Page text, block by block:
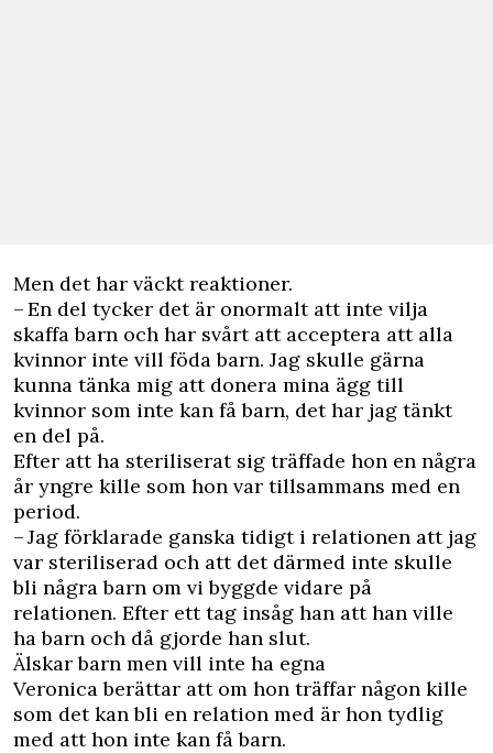
Men det har väckt reaktioner.
– En del tycker det är onormalt att inte vilja
skaffa barn och har svårt att acceptera att alla
kvinnor inte vill föda barn. Jag skulle gärna
kunna tänka mig att donera mina ägg till
kvinnor som inte kan få barn, det har jag tänkt
en del på.
Efter att ha steriliserat sig träffade hon en några
år yngre kille som hon var tillsammans med en
period.
– Jag förklarade ganska tidigt i relationen att jag
var steriliserad och att det därmed inte skulle
bli några barn om vi byggde vidare på
relationen. Efter ett tag insåg han att han ville
ha barn och då gjorde han slut.
Älskar barn men vill inte ha egna
Veronica berättar att om hon träffar någon kille
som det kan bli en relation med är hon tydlig
med att hon inte kan få barn.